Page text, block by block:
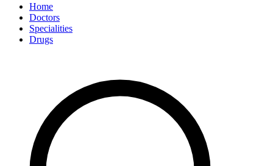
Home
Doctors
Specialities
Drugs